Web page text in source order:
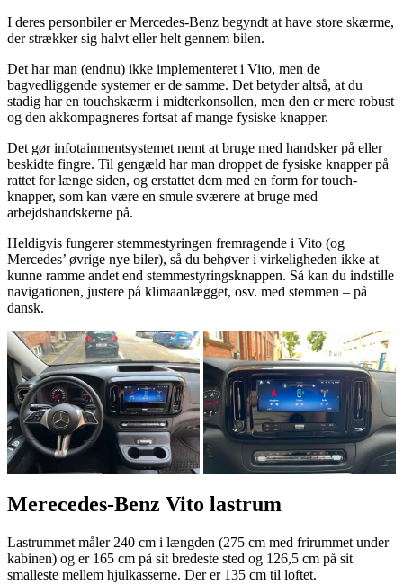
I deres personbiler er Mercedes-Benz begyndt at have store skærme,
der strækker sig halvt eller helt gennem bilen.
Det har man (endnu) ikke implementeret i Vito, men de
bagvedliggende systemer er de samme. Det betyder altså, at du
stadig har en touchskærm i midterkonsollen, men den er mere robust
og den akkompagneres fortsat af mange fysiske knapper.
Det gør infotainmentsystemet nemt at bruge med handsker på eller
beskidte fingre. Til gengæld har man droppet de fysiske knapper på
rattet for længe siden, og erstattet dem med en form for touch-
knapper, som kan være en smule sværere at bruge med
arbejdshandskerne på.
Heldigvis fungerer stemmestyringen fremragende i Vito (og
Mercedes’ øvrige nye biler), så du behøver i virkeligheden ikke at
kunne ramme andet end stemmestyringsknappen. Så kan du indstille
navigationen, justere på klimaanlægget, osv. med stemmen – på
dansk.
Merecedes-Benz Vito lastrum
Lastrummet måler 240 cm i længden (275 cm med frirummet under
kabinen) og er 165 cm på sit bredeste sted og 126,5 cm på sit
smalleste mellem hjulkasserne. Der er 135 cm til loftet.